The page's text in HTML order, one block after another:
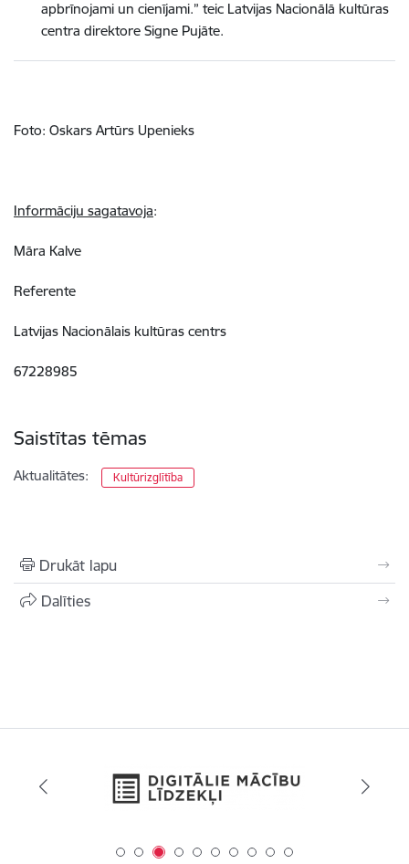
apbrīnojami un cienījami.” teic Latvijas Nacionālā kultūras
centra direktore Signe Pujāte.
Foto: Oskars Artūrs Upenieks
Informāciju sagatavoja:
Māra Kalve
Referente
Latvijas Nacionālais kultūras centrs
67228985
Saistītas tēmas
Aktualitātes: Kultūrizglītība
Drukāt lapu
Dalīties